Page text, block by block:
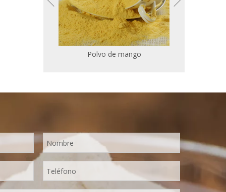
Polvo de plátano